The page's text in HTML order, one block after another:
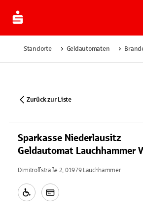
Standorte Geldautomaten
Zurück zur Liste
Sparkasse Niederlausitz
Geldautomat Lauchhammer
Dimitroffstraße 2, 01979 Lauchhammer